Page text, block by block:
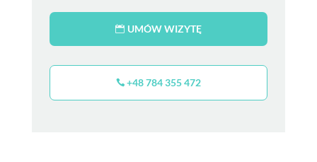
UMÓW WIZYTĘ
+48 784 355 472